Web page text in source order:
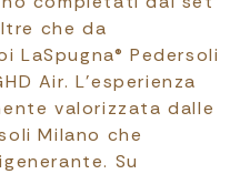
che da
LaSpugna® Pedersoli
Air. L’esperienza
valorizzata dalle
Milano che
Su